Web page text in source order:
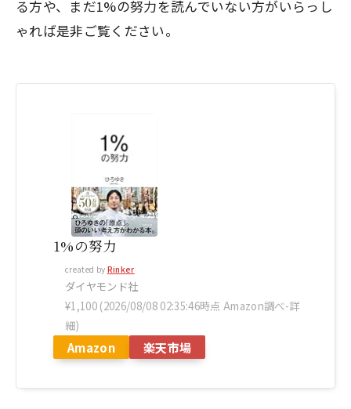
る方や、まだ1%の努力を読んでいない方がいらっし
ゃれば是非ご覧ください。
1%の努力
created by Rinker
ダイヤモンド社
¥1,100 (2026/08/08 02:35:46時点 Amazon調べ-詳
細)
Amazon 楽天市場